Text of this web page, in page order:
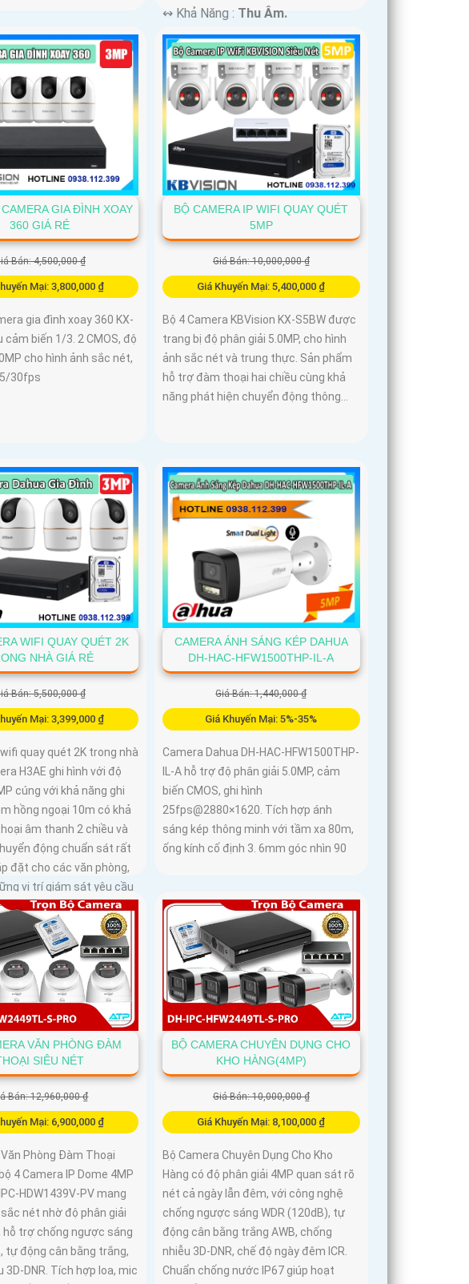
️↭ Khả Năng : Thu Âm.
GIA ĐÌNH XOAY
360 GIÁ RẺ
Bán: 4,500,000 ₫
Mại: 3,800,000 ₫
gia đình xoay 360 KX-
cảm biến 1/3. 2 CMOS, độ
cho hình ảnh sắc nét,
30fps
BỘ CAMERA IP WIFI QUAY QUÉT
5MP
Giá Bán: 10,000,000 ₫
Giá Khuyến Mại: 5,400,000 ₫
Bộ 4 Camera KBVision KX-S5BW được
trang bị độ phân giải 5.0MP, cho hình
ảnh sắc nét và trung thực. Sản phẩm
hỗ trợ đàm thoại hai chiều cùng khả
năng phát hiện chuyển động thông...
WIFI QUAY QUÉT 2K
NHÀ GIÁ RẺ
Bán: 5,500,000 ₫
Mại: 3,399,000 ₫
quay quét 2K trong nhà
H3AE ghi hình với độ
cúng với khả năng ghi
hồng ngoại 10m có khả
âm thanh 2 chiều và
động chuẩn sát rất
đặt cho các văn phòng,
vị trí giám sát yêu cầu
có thể giám sát đêm vừa
thoại được âm thanh 2
CAMERA ÁNH SÁNG KÉP DAHUA
DH-HAC-HFW1500THP-IL-A
Giá Bán: 1,440,000 ₫
Giá Khuyến Mại: 5%-35%
Camera Dahua DH-HAC-HFW1500THP-
IL-A hỗ trợ độ phân giải 5.0MP, cảm
biến CMOS, ghi hình
25fps@2880×1620. Tích hợp ánh
sáng kép thông minh với tầm xa 80m,
ống kính cố định 3. 6mm góc nhìn 90
VĂN PHÒNG ĐÀM
SIÊU NÉT
Bán: 12,960,000 ₫
Mại: 6,900,000 ₫
Phòng Đàm Thoại
4 Camera IP Dome 4MP
HDW1439V-PV mang
sắc nét nhờ độ phân giải
hỗ trợ chống ngược sáng
tự động cân bằng trắng,
3D-DNR. Tích hợp loa, mic
BỘ CAMERA CHUYÊN DỤNG CHO
KHO HÀNG(4MP)
Giá Bán: 10,000,000 ₫
Giá Khuyến Mại: 8,100,000 ₫
Bộ Camera Chuyên Dụng Cho Kho
Hàng có độ phân giải 4MP quan sát rõ
nét cả ngày lẫn đêm, với công nghệ
chống ngược sáng WDR (120dB), tự
động cân bằng trắng AWB, chống
nhiễu 3D-DNR, chế độ ngày đêm ICR.
Chuẩn chống nước IP67 giúp hoạt